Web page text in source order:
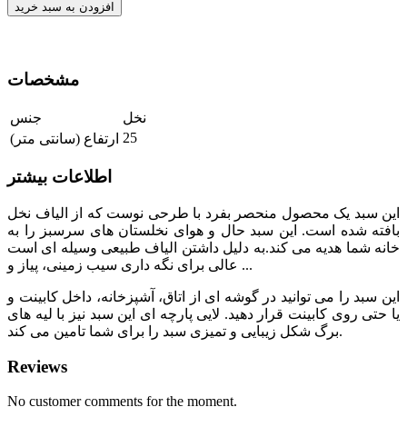
افزودن به سبد خرید
مشخصات
جنس
نخل
ارتفاع (سانتی متر) 25
اطلاعات بیشتر
این سبد یک محصول منحصر بفرد با طرحی نوست که از الیاف نخل
بافته شده است. این سبد حال و هوای نخلستان های سرسبز را به
خانه شما هدیه می کند.به دلیل داشتن الیاف طبیعی وسیله ای است
عالی برای نگه داری سیب زمینی، پیاز و ...
این سبد را می توانید در گوشه ای از اتاق، آشپزخانه، داخل کابینت و
یا حتی روی کابینت قرار دهید. لایی پارچه ای این سبد نیز با لیه های
برگ شکل زیبایی و تمیزی سبد را برای شما تامین می کند.
Reviews
No customer comments for the moment.